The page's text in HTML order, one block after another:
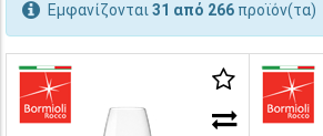
Εμφανίζονται 31 από 266 προϊόν(τα)